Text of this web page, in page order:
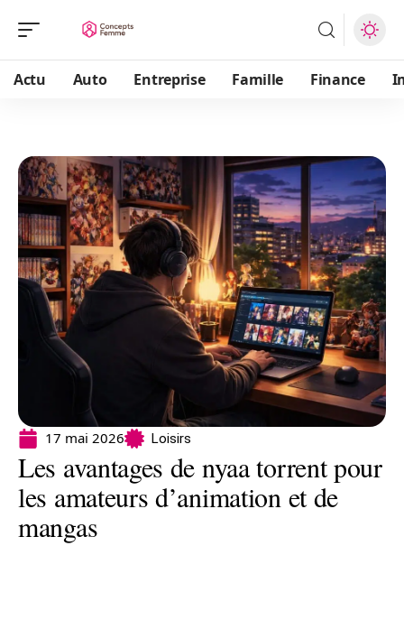
Actu Auto Entreprise Famille Finance
17 mai 2026 Loisirs
Les avantages de nyaa torrent pour
les amateurs d’animation et de
mangas